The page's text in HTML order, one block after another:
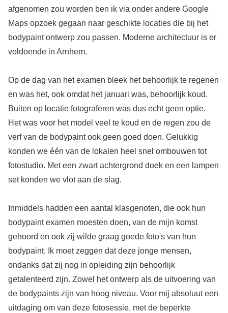
afgenomen zou worden ben ik via onder andere Google
Maps opzoek gegaan naar geschikte locaties die bij het
bodypaint ontwerp zou passen. Moderne architectuur is er
voldoende in Arnhem.
Op de dag van het examen bleek het behoorlijk te regenen
en was het, ook omdat het januari was, behoorlijk koud.
Buiten op locatie fotograferen was dus echt geen optie.
Het was voor het model veel te koud en de regen zou de
verf van de bodypaint ook geen goed doen. Gelukkig
konden we één van de lokalen heel snel ombouwen tot
fotostudio. Met een zwart achtergrond doek en een lampen
set konden we vlot aan de slag.
Inmiddels hadden een aantal klasgenoten, die ook hun
bodypaint examen moesten doen, van de mijn komst
gehoord en ook zij wilde graag goede foto's van hun
bodypaint. Ik moet zeggen dat deze jonge mensen,
ondanks dat zij nog in opleiding zijn behoorlijk
getalenteerd zijn. Zowel het ontwerp als de uitvoering van
de bodypaints zijn van hoog niveau. Voor mij absoluut een
uitdaging om van deze fotosessie, met de beperkte